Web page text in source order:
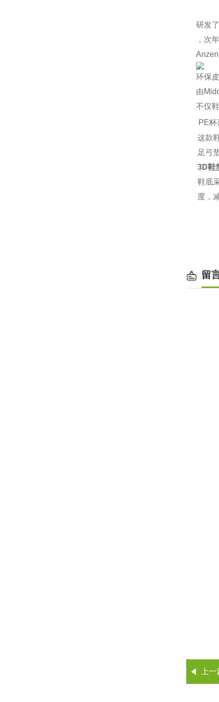
研发
，次
环保
由
不仅
PE
这款
足弓
3D鞋
鞋底
度，
留
上